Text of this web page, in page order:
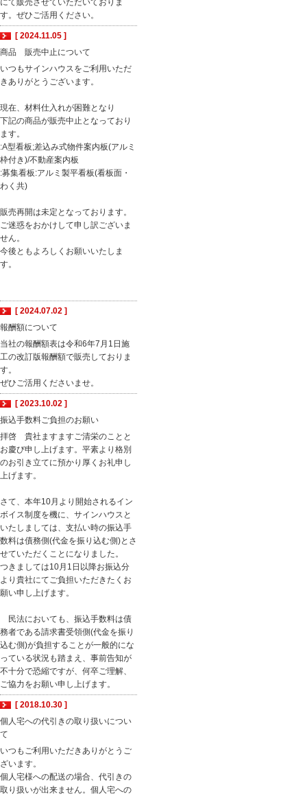
にて販売させていただいておりま
す。ぜひご活用ください。
[ 2024.11.05 ]
商品 販売中止について
いつもサインハウスをご利用いただ
きありがとうございます。
現在、材料仕入れが困難となり
下記の商品が販売中止となっており
ます。
:A型看板;差込み式物件案内板(アルミ
枠付き)/不動産案内板
:募集看板:アルミ製平看板(看板面・
わく共)
販売再開は未定となっております。
ご迷惑をおかけして申し訳ございま
せん。
今後ともよろしくお願いいたしま
す。
[ 2024.07.02 ]
報酬額について
当社の報酬額表は令和6年7月1日施
工の改訂版報酬額で販売しておりま
す。
ぜひご活用くださいませ。
[ 2023.10.02 ]
振込手数料ご負担のお願い
拝啓 貴社ますますご清栄のことと
お慶び申し上げます。平素より格別
のお引き立てに預かり厚くお礼申し
上げます。
さて、本年10月より開始されるイン
ボイス制度を機に、サインハウスと
いたしましては、支払い時の振込手
数料は債務側(代金を振り込む側)とさ
せていただくことになりました。
つきましては10月1日以降お振込分
より貴社にてご負担いただきたくお
願い申し上げます。
民法においても、振込手数料は債
務者である請求書受領側(代金を振り
込む側)が負担することが一般的にな
っている状況も踏まえ、事前告知が
不十分で恐縮ですが、何卒ご理解、
ご協力をお願い申し上げます。
[ 2018.10.30 ]
個人宅への代引きの取り扱いについ
て
いつもご利用いただきありがとうご
ざいます。
個人宅様への配送の場合、代引きの
取り扱いが出来ません。個人宅への